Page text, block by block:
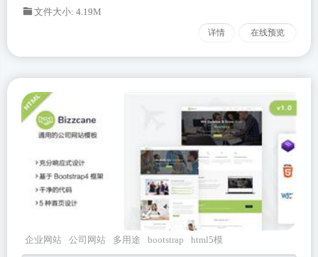
文件大小: 4.19M
详情 在线预览
企业网站 公司网站 多用途 bootstrap
html5模
板